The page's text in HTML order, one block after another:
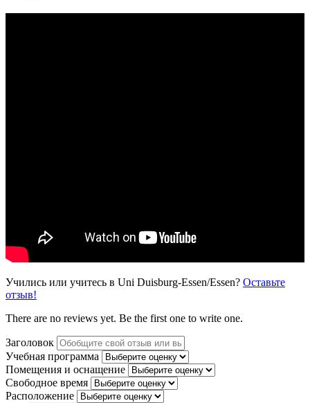
Учились или учитесь в Uni Duisburg-Essen/Essen? Оставьте
отзыв!
There are no reviews yet. Be the first one to write one.
Заголовок
Учебная программа
Помещения и оснащение
Свободное время
Расположение